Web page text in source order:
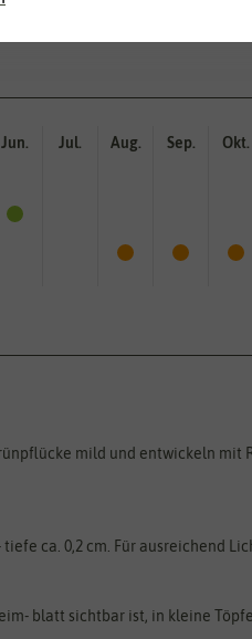
Jun. Jul. Aug. Sep. Okt.
mild und entwickeln mit
ca. 0,2 cm. Für ausreichend
blatt sichtbar ist, in kleine